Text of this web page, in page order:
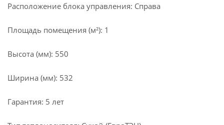
Расположение блока управления: Справа
Площадь помещения (м²): 1
Высота (мм): 550
Ширина (мм): 532
Гарантия: 5 лет